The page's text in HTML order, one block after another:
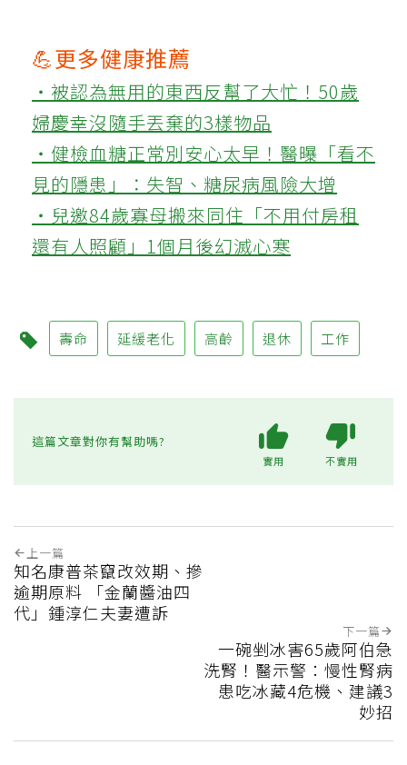
💪更多健康推薦
‧被認為無用的東西反幫了大忙！50歲
婦慶幸沒隨手丟棄的3樣物品
‧健檢血糖正常別安心太早！醫曝「看不
見的隱患」：失智、糖尿病風險大增
‧兒邀84歲寡母搬來同住「不用付房租
還有人照顧」1個月後幻滅心寒
壽命 延緩老化 高齡 退休 工作
這篇文章對你有幫助嗎?
實用 不實用
上一篇
知名康普茶竄改效期、摻
逾期原料 「金蘭醬油四
代」鍾淳仁夫妻遭訴
下一篇
一碗剉冰害65歲阿伯急
洗腎！醫示警：慢性腎病
患吃冰藏4危機、建議3
妙招